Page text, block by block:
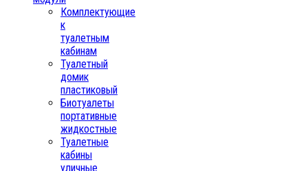
Комплектующие
к
туалетным
кабинам
Туалетный
домик
пластиковый
Биотуалеты
портативные
жидкостные
Туалетные
кабины
уличные